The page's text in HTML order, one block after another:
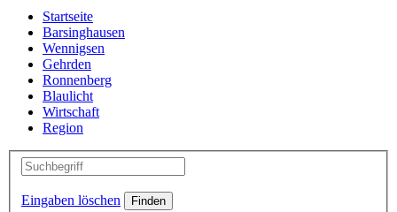
Startseite
Barsinghausen
Wennigsen
Gehrden
Ronnenberg
Blaulicht
Wirtschaft
Region
Eingaben löschen